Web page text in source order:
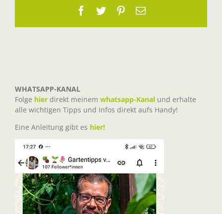
Facebook
TwitterPinterest
E-
WHATSAPP-KANAL
Folge hier direkt meinem whatsapp-Kanal und erhalte
alle wichtigen Tipps und Infos direkt aufs Handy!
Eine Anleitung gibt es hier!